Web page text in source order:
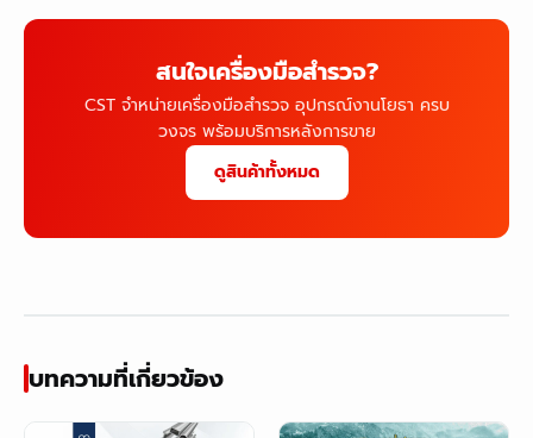
สนใจเครื่องมือสำรวจ?
CST จำหน่ายเครื่องมือสำรวจ อุปกรณ์งานโยธา ครบ
วงจร พร้อมบริการหลังการขาย
ดูสินค้าทั้งหมด
บทความที่เกี่ยวข้อง